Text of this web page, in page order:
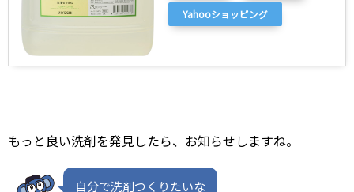
Yahooショッピング
もっと良い洗剤を発見したら、お知らせしますね。
自分で洗剤つくりたいな